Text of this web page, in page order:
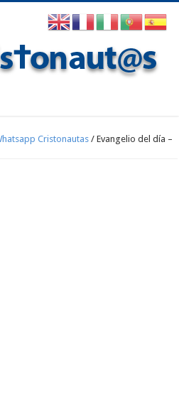
Cristonautas / Evangelio del día –